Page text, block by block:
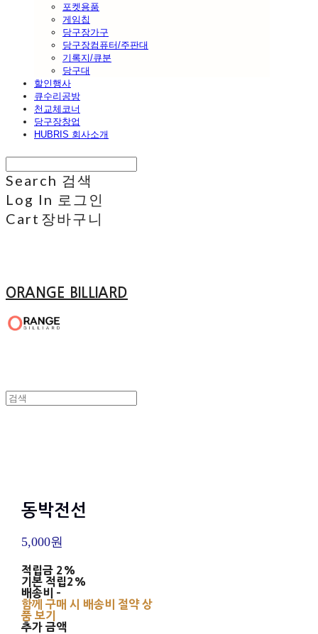
포켓용품
게임칩
당구장가구
당구장컴퓨터/주판대
기록지/큐분
당구대
할인행사
큐수리공방
천교체코너
당구장창업
HUBRIS 회사소개
Search 검색
Log In 로그인
Cart 장바구니
ORANGE BILLIARD
동박전선
5,000원
적립금 2%
기본 적립2%
배송비 -
함께 구매 시 배송비 절약 상
품 보기
추가 금액